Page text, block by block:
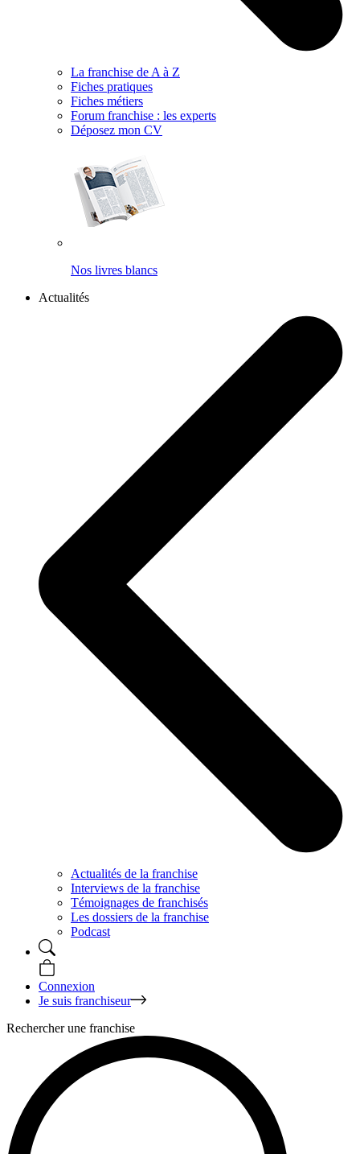
La franchise de A à Z
Fiches pratiques
Fiches métiers
Forum franchise : les experts
Déposez mon CV
Nos livres blancs
Actualités
Actualités de la franchise
Interviews de la franchise
Témoignages de franchisés
Les dossiers de la franchise
Podcast
Connexion
Je suis franchiseur
Rechercher une franchise